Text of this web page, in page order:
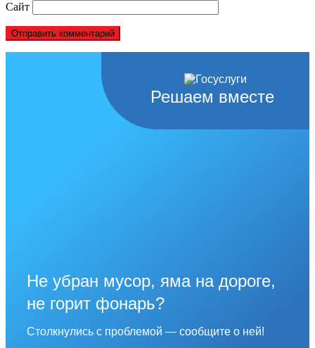
Сайт
Решаем вместе
Не убран мусор, яма на дороге,
не горит фонарь?
Столкнулись с проблемой — сообщите о ней!